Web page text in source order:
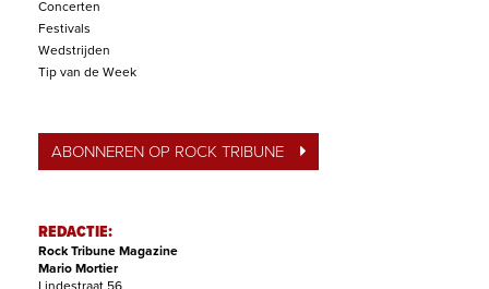
Concerten
Festivals
Wedstrijden
Tip van de Week
ABONNEREN OP ROCK TRIBUNE
REDACTIE:
Rock Tribune Magazine
Mario Mortier
Lindestraat 56